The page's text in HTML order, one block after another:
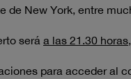
de New York, entre
será a las 21.30 horas
para acceder al